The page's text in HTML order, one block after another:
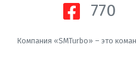
770
Компания «SMTurbo» – это